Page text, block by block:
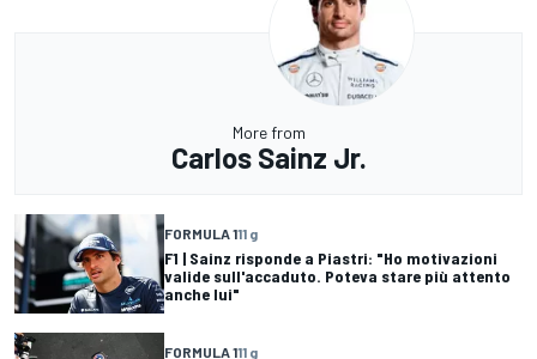
More from
Carlos Sainz Jr.
FORMULA 111 g
F1 | Sainz risponde a Piastri: "Ho motivazioni
valide sull'accaduto. Poteva stare più attento
anche lui"
FORMULA 111 g